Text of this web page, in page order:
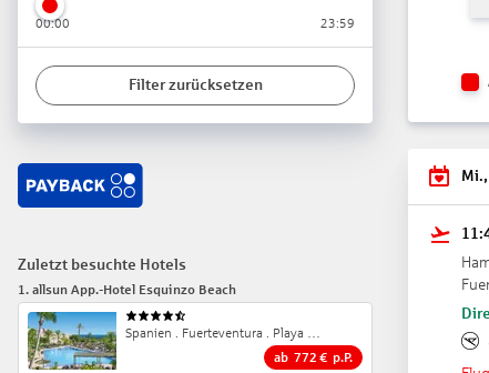
Pool,
00:00 23:59
Filter zurücksetzen
Zuletzt besuchte Hotels
1. allsun App.-Hotel Esquinzo Beach
4.5
Spanien . Fuerteventura . Playa de Esquinzo
ab 772 € p.P.